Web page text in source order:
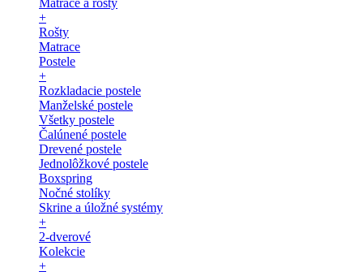
Matrace a rošty
+
Rošty
Matrace
Postele
+
Rozkladacie postele
Manželské postele
Všetky postele
Čalúnené postele
Drevené postele
Jednolôžkové postele
Boxspring
Nočné stolíky
Skrine a úložné systémy
+
2-dverové
Kolekcie
+